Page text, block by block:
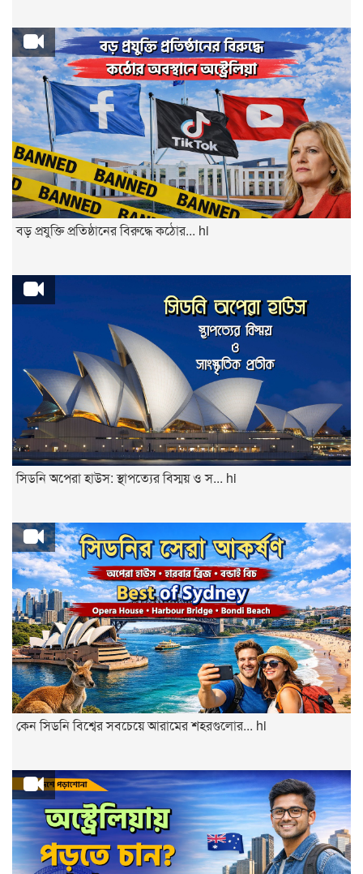
বড় প্রযুক্তি প্রতিষ্ঠানের বিরুদ্ধে কঠোর... hi
সিডনি অপেরা হাউস: স্থাপত্যের বিস্ময় ও স... hi
কেন সিডনি বিশ্বের সবচেয়ে আরামের শহরগুলোর... hi